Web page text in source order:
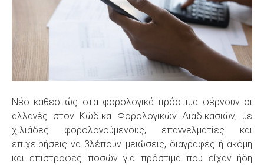
Νέο καθεστώς στα φορολογικά πρόστιμα φέρνουν οι
αλλαγές στον Κώδικα Φορολογικών Διαδικασιών, με
χιλιάδες φορολογούμενους, επαγγελματίες και
επιχειρήσεις να βλέπουν μειώσεις, διαγραφές ή ακόμη
και επιστροφές ποσών για πρόστιμα που είχαν ήδη